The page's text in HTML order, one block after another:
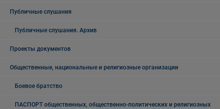
Публичные слушания
Публичные слушания. Архив
Проекты документов
Общественные, национальные и религиозные организации
Боевое братство
ПАСПОРТ общественных, общественно-политических и религиозных